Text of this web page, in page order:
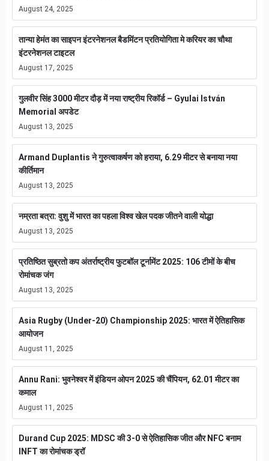
August 24, 2025
तान्या हेमंत का साइपन इंटरनेशनल बैडमिंटन प्रतियोगिता मे करियर का चौथा
इंटरनेशनल टाइटल
August 17, 2025
गुलवीर सिंह 3000 मीटर दौड़ में नया राष्ट्रीय रिकॉर्ड – Gyulai István
Memorial अपडेट
August 13, 2025
Armand Duplantis ने गुरुत्वाकर्षण को हराया, 6.29 मीटर से बनाया नया
कीर्तिमान
August 13, 2025
नम्रता बत्रा: वुशु में भारत का पहला विश्व खेल पदक जीतने वाली योद्धा
August 13, 2025
प्रतिष्ठित सुब्रतो कप अंतर्राष्ट्रीय फुटबॉल टूर्नामेंट 2025: 106 टीमों के बीच
रोमांचक जंग
August 13, 2025
Asia Rugby (Under-20) Championship 2025: भारत में ऐतिहासिक
आयोजन
August 11, 2025
Annu Rani: भुवनेश्वर में इंडियन ओपन 2025 की चैंपियन, 62.01 मीटर का
कमाल
August 11, 2025
Durand Cup 2025: MDSC की 3-0 से ऐतिहासिक जीत और NFC बनाम
INFT का रोमांचक ड्रॉ